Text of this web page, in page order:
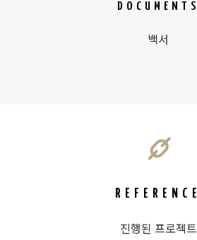
DOCUMENTS
백서
REFERENCE
진행된 프로젝트